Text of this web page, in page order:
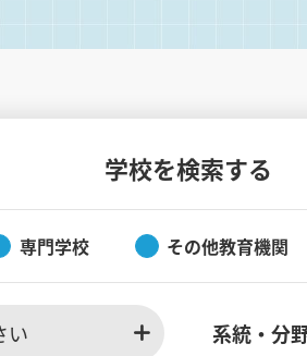
学校を検索する
専門学校 その他教育機関
い 系統・分